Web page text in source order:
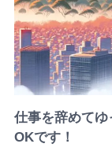
仕事を辞めて
OKです！